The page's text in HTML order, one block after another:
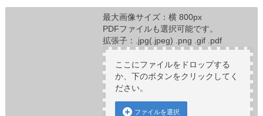
最大画像サイズ：横 800px
PDFファイルも選択可能です。
拡張子：.jpg(.jpeg) .png .gif .pdf
ここにファイルをドロップする
か、下のボタンをクリックしてく
ださい。
ファイルを選択